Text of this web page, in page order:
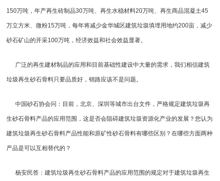
150万吨，年产再生砖制品30万吨、再生水稳材料20万吨、再生商品混凝土45
万立方米、微粉15万吨，每年将减少金华城区建筑垃圾填埋用地约200亩，减少
砂石矿山的开采100万吨，经济效益和社会效益显著。
广泛的再生建材制品的应用和目前基础性建设中大量的需求，我们相信建筑
垃圾再生砂石骨料只要品质好，销路应该不是问题。
中国砂石协会问：目前，北京、深圳等城市出台文件，严格规定建筑垃圾再
生砂石骨料产品的应用范围，这是否会阻碍建筑垃圾资源化产业的发展？您认为
建筑垃圾再生砂石骨料产品性能和原矿性砂石骨料有哪些区别？在哪些方面两种
产品是可以互相替代的？
杨安民答：建筑垃圾再生砂石骨料产品的应用范围的规定对于建筑垃圾再生